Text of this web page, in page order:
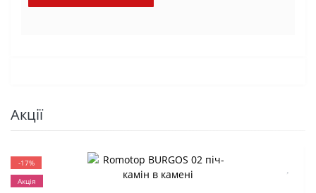
Акції
-17%
Акція